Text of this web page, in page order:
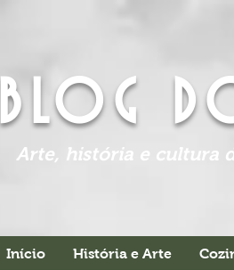
BLOG
Arte, história e cultura
Início História e Arte